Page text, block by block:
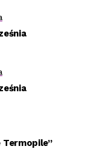
Termopile”